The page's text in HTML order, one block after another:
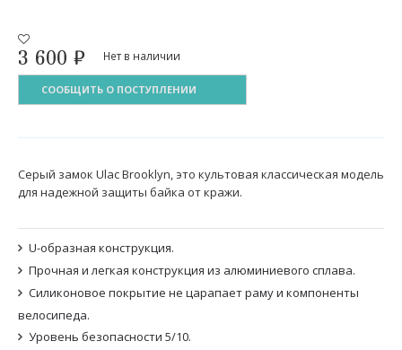
3 600 ₽ Нет в наличии
СООБЩИТЬ О ПОСТУПЛЕНИИ
Серый замок Ulac Brooklyn, это культовая классическая модель
для надежной защиты байка от кражи.
U-образная конструкция.
Прочная и легкая конструкция из алюминиевого сплава.
Силиконовое покрытие не царапает раму и компоненты
велосипеда.
Уровень безопасности 5/10.